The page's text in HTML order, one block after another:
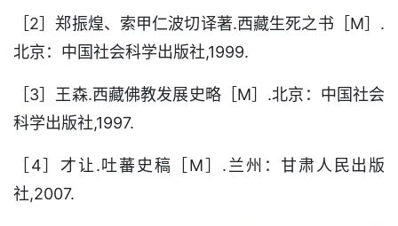
［2］郑振煌、索甲仁波切译著.西藏生死之书［M］.
北京：中国社会科学出版社,1999.
［3］王森.西藏佛教发展史略［M］.北京：中国社会
科学出版社,1997.
［4］才让.吐蕃史稿［M］.兰州：甘肃人民出版
社,2007.